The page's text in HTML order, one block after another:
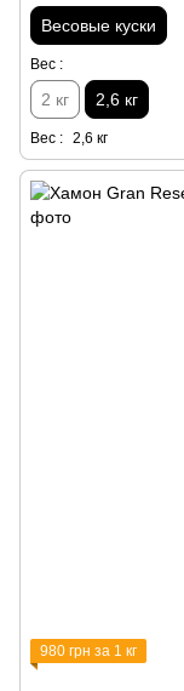
Весовые куски
Вес :
2 кг 2,6 кг
Вес : 2,6 кг
980 грн за 1 кг